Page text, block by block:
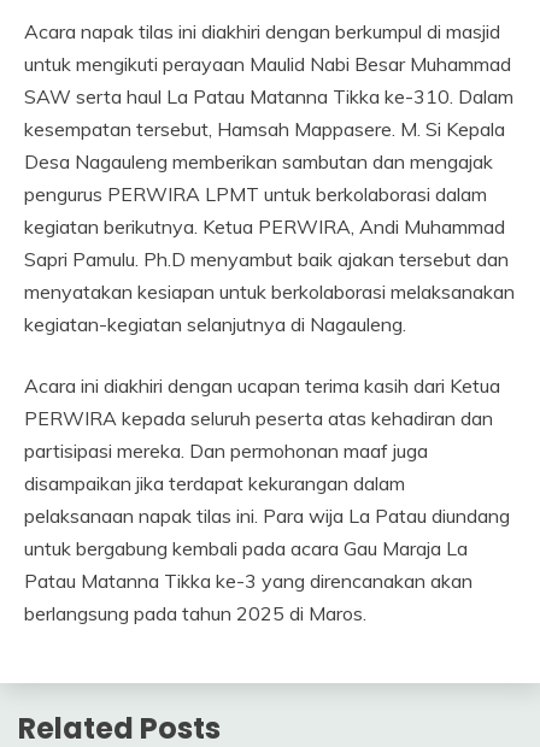
Acara napak tilas ini diakhiri dengan berkumpul di masjid
untuk mengikuti perayaan Maulid Nabi Besar Muhammad
SAW serta haul La Patau Matanna Tikka ke-310. Dalam
kesempatan tersebut, Hamsah Mappasere. M. Si Kepala
Desa Nagauleng memberikan sambutan dan mengajak
pengurus PERWIRA LPMT untuk berkolaborasi dalam
kegiatan berikutnya. Ketua PERWIRA, Andi Muhammad
Sapri Pamulu. Ph.D menyambut baik ajakan tersebut dan
menyatakan kesiapan untuk berkolaborasi melaksanakan
kegiatan-kegiatan selanjutnya di Nagauleng.
Acara ini diakhiri dengan ucapan terima kasih dari Ketua
PERWIRA kepada seluruh peserta atas kehadiran dan
partisipasi mereka. Dan permohonan maaf juga
disampaikan jika terdapat kekurangan dalam
pelaksanaan napak tilas ini. Para wija La Patau diundang
untuk bergabung kembali pada acara Gau Maraja La
Patau Matanna Tikka ke-3 yang direncanakan akan
berlangsung pada tahun 2025 di Maros.
Related Posts